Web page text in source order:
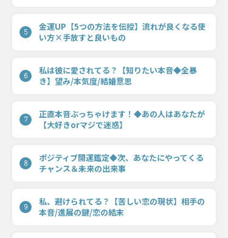
5
金運UP【5つの方法を伝授】流れが良くなる使
い方×手放すと良いもの
6
私は彼に愛されてる？【知りたい本音◆全暴
き】望み/本気度/結婚意思
7
正直本音ぶっちゃけます！◆あの人はあなたが
【大好きorマジで迷惑】
8
ポジティブ開運鑑定◆次、あなたにやってくる
チャンス＆未来の出来事
9
私、避けられてる？【苦しい恋の現状】相手の
本音/進展の鍵/恋の結末